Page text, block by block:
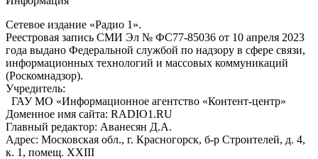
Сетевое издание «Радио 1».
Реестровая запись СМИ Эл № ФС77-85036 от 10 апреля 2023
года выдано Федеральной службой по надзору в сфере связи,
информационных технологий и массовых коммуникаций
(Роскомнадзор).
Учредитель:
ГАУ МО «Информационное агентство «Контент-центр»
Доменное имя сайта: RADIO1.RU
Главный редактор: Аванесян Д.А.
Адрес: Московская обл., г. Красногорск, б-р Строителей, д. 4,
к. 1, помещ. XXIII